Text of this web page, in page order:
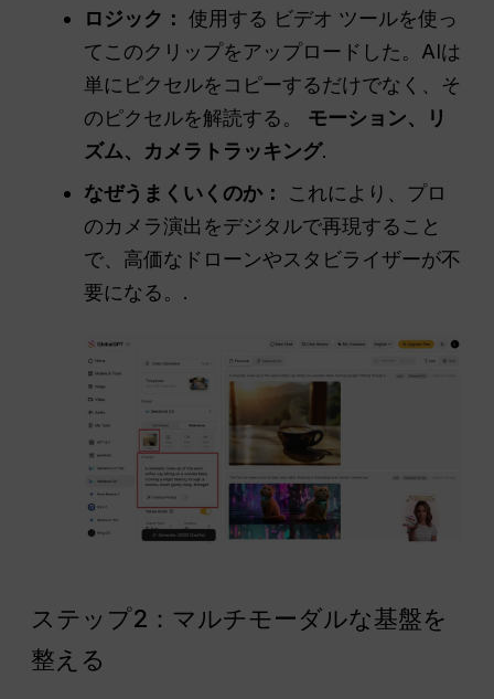
ロジック： 使用する ビデオ ツールを使っ
てこのクリップをアップロードした。AIは
単にピクセルをコピーするだけでなく、そ
のピクセルを解読する。 モーション、リ
ズム、カメラトラッキング.
なぜうまくいくのか：
これにより、プロ
のカメラ演出をデジタルで再現すること
で、高価なドローンやスタビライザーが不
要になる。.
ステップ2：マルチモーダルな基盤を
整える